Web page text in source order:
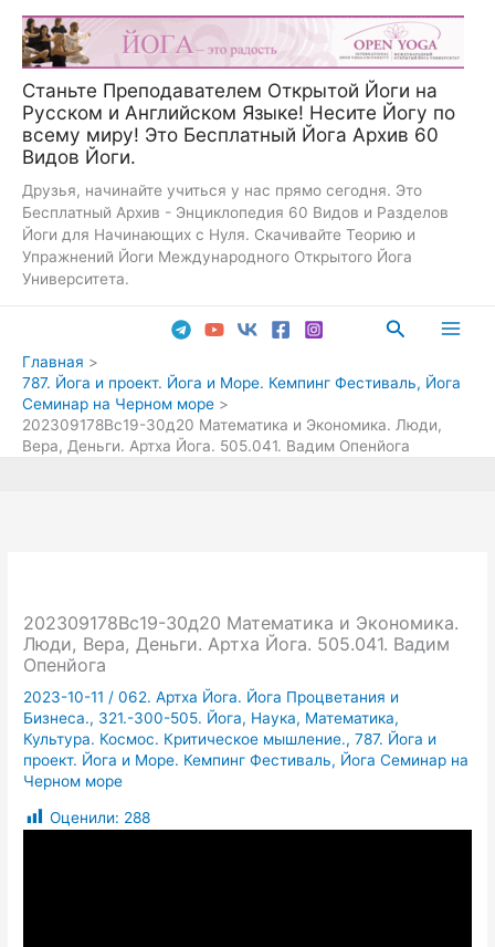
Перейти
содержимому
Станьте Преподавателем Открытой Йоги на
Русском и Английском Языке! Несите Йогу по
всему миру! Это Бесплатный Йога Архив 60
Видов Йоги.
Друзья, начинайте учиться у нас прямо сегодня. Это
Бесплатный Архив - Энциклопедия 60 Видов и Разделов
Йоги для Начинающих с Нуля. Скачивайте Теорию и
Упражнений Йоги Международного Открытого Йога
Университета.
Поиск
Главная
787. Йога и проект. Йога и Море. Кемпинг Фестиваль, Йога
Семинар на Черном море
202309178Вс19-30д20 Математика и Экономика. Люди,
Вера, Деньги. Артха Йога. 505.041. Вадим Опенйога
202309178Вс19-30д20 Математика и Экономика.
Люди, Вера, Деньги. Артха Йога. 505.041. Вадим
Опенйога
2023-10-11 /062. Артха Йога. Йога Процветания и
Бизнеса., 321.-300-505. Йога, Наука, Математика,
Культура. Космос. Критическое мышление.,787. Йога и
проект. Йога и Море. Кемпинг Фестиваль, Йога Семинар на
Черном море
Оценили: 288